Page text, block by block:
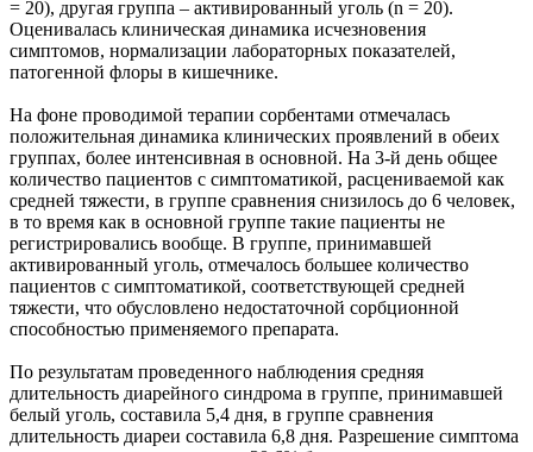
= 20), другая группа – активированный уголь (n = 20).
Оценивалась клиническая динамика исчезновения
симптомов, нормализации лабораторных показателей,
патогенной флоры в кишечнике.
На фоне проводимой терапии сорбентами отмечалась
положительная динамика клинических проявлений в обеих
группах, более интенсивная в основной. На 3-й день общее
количество пациентов с симптоматикой, расцениваемой как
средней тяжести, в группе сравнения снизилось до 6 человек,
в то время как в основной группе такие пациенты не
регистрировались вообще. В группе, принимавшей
активированный уголь, отмечалось большее количество
пациентов с симптоматикой, соответствующей средней
тяжести, что обусловлено недостаточной сорбционной
способностью применяемого препарата.
По результатам проведенного наблюдения средняя
длительность диарейного синдрома в группе, принимавшей
белый уголь, составила 5,4 дня, в группе сравнения
длительность диареи составила 6,8 дня. Разрешение симптома